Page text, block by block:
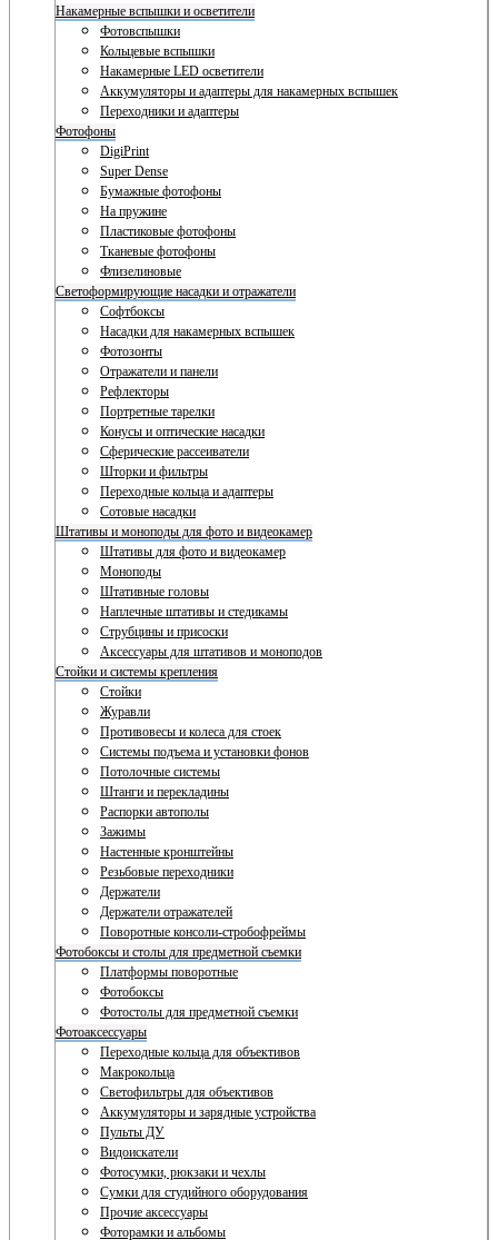
Накамерные вспышки и осветители
Фотовспышки
Кольцевые вспышки
Накамерные LED осветители
Аккумуляторы и адаптеры для накамерных вспышек
Переходники и адаптеры
Фотофоны
DigiPrint
Super Dense
Бумажные фотофоны
На пружине
Пластиковые фотофоны
Тканевые фотофоны
Флизелиновые
Светоформирующие насадки и отражатели
Софтбоксы
Насадки для накамерных вспышек
Фотозонты
Отражатели и панели
Рефлекторы
Портретные тарелки
Конусы и оптические насадки
Сферические рассеиватели
Шторки и фильтры
Переходные кольца и адаптеры
Сотовые насадки
Штативы и моноподы для фото и видеокамер
Штативы для фото и видеокамер
Моноподы
Штативные головы
Наплечные штативы и стедикамы
Струбцины и присоски
Аксессуары для штативов и моноподов
Стойки и системы крепления
Стойки
Журавли
Противовесы и колеса для стоек
Системы подъема и установки фонов
Потолочные системы
Штанги и перекладины
Распорки автополы
Зажимы
Настенные кронштейны
Резьбовые переходники
Держатели
Держатели отражателей
Поворотные консоли-стробофреймы
Фотобоксы и столы для предметной съемки
Платформы поворотные
Фотобоксы
Фотостолы для предметной съемки
Фотоаксессуары
Переходные кольца для объективов
Макрокольца
Светофильтры для объективов
Аккумуляторы и зарядные устройства
Пульты ДУ
Видоискатели
Фотосумки, рюкзаки и чехлы
Сумки для студийного оборудования
Прочие аксессуары
Фоторамки и альбомы